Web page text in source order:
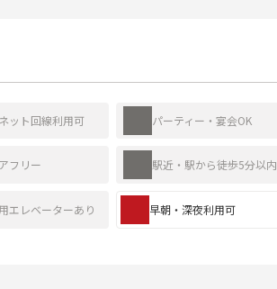
ット回線利用可 パーティー・宴会OK
フリー 駅近・駅から徒歩5分以内
エレベーターあり 早朝・深夜利用可